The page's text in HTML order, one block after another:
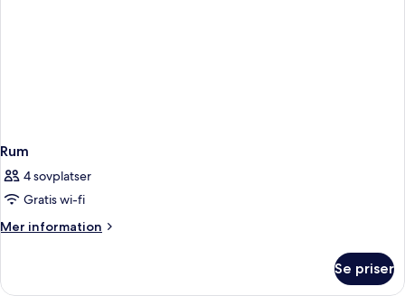
Rum
4 sovplatser
Gratis wi-fi
Mer information
Mer
Se priser